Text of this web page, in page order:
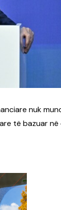
nuk
të bazuar në